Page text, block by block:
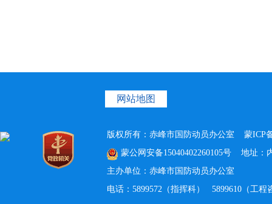
网站地图
版权所有：赤峰市国防动员办公室 蒙ICP
蒙公网安备15040402260105号 地址：
主办单位：赤峰市国防动员办公室
电话：5899572（指挥科） 5899610（工